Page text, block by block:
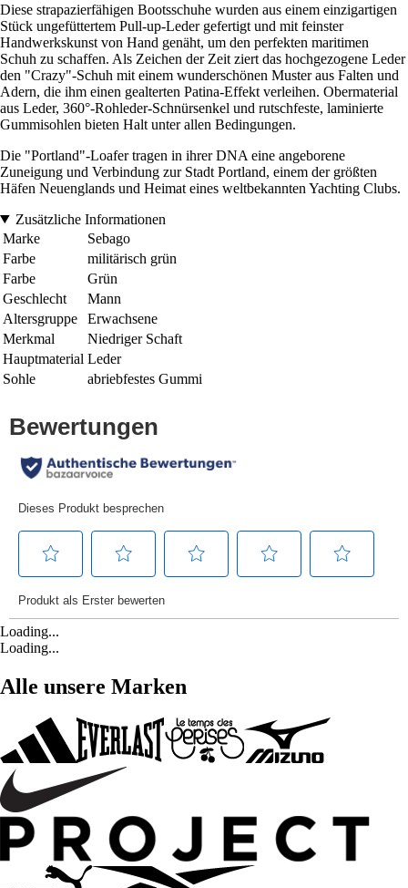
Diese strapazierfähigen Bootsschuhe wurden aus einem einzigartigen
Stück ungefüttertem Pull-up-Leder gefertigt und mit feinster
Handwerkskunst von Hand genäht, um den perfekten maritimen
Schuh zu schaffen. Als Zeichen der Zeit ziert das hochgezogene Leder
den "Crazy"-Schuh mit einem wunderschönen Muster aus Falten und
Adern, die ihm einen gealterten Patina-Effekt verleihen. Obermaterial
aus Leder, 360°-Rohleder-Schnürsenkel und rutschfeste, laminierte
Gummisohlen bieten Halt unter allen Bedingungen.
Die "Portland"-Loafer tragen in ihrer DNA eine angeborene
Zuneigung und Verbindung zur Stadt Portland, einem der größten
Häfen Neuenglands und Heimat eines weltbekannten Yachting Clubs.
Zusätzliche Informationen
Marke
Sebago
Farbe
militärisch grün
Farbe
Grün
Geschlecht
Mann
Altersgruppe
Erwachsene
Merkmal
Niedriger Schaft
Hauptmaterial Leder
Sohle
abriebfestes Gummi
Loading...
Loading...
Alle unsere Marken